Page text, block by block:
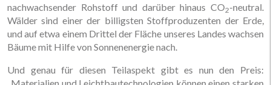
nachwachsender Rohstoff und darüber hinaus CO2-neutral.
Wälder sind einer der billigsten Stoffproduzenten der Erde,
und auf etwa einem Drittel der Fläche unseres Landes wachsen
Bäume mit Hilfe von Sonnenenergie nach.
Und genau für diesen Teilaspekt gibt es nun den Preis: